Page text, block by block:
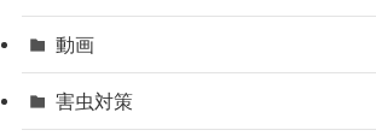
動画
害虫対策